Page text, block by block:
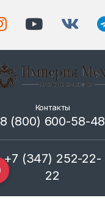
Контакты
8 (800) 600-58-48
+7 (347) 252-22-
22